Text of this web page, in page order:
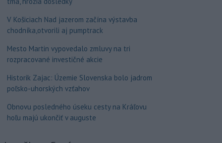
V Košiciach Nad jazerom začína výstavba
chodníka,otvorili aj pumptrack
Mesto Martin vypovedalo zmluvy na tri
rozpracované investičné akcie
Historik Zajac: Územie Slovenska bolo jadrom
poľsko-uhorských vzťahov
Obnovu posledného úseku cesty na Kráľovu
hoľu majú ukončiť v auguste